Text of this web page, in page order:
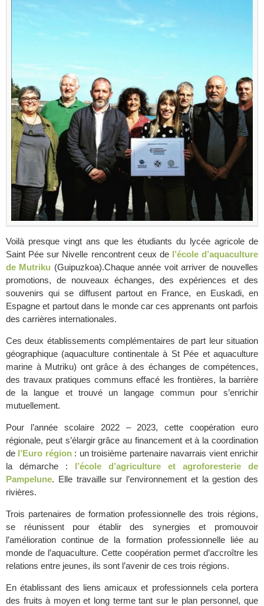
Voilà presque vingt ans que les étudiants du lycée agricole de
Saint Pée sur Nivelle rencontrent ceux de l’école d’aquaculture
de Mutriku (Guipuzkoa).Chaque année voit arriver de nouvelles
promotions, de nouveaux échanges, des expériences et des
souvenirs qui se diffusent partout en France, en Euskadi, en
Espagne et partout dans le monde car ces apprenants ont parfois
des carrières internationales.
Ces deux établissements complémentaires de part leur situation
géographique (aquaculture continentale à St Pée et aquaculture
marine à Mutriku) ont grâce à des échanges de compétences,
des travaux pratiques communs effacé les frontières, la barrière
de la langue et trouvé
un langage commun pour s’enrichir
mutuellement.
Pour l’année scolaire 2022 – 2023, cette coopération
euro
régionale, peut s’élargir grâce au financement et à la coordination
de l’Euro région: un troisième partenaire navarrais vient enrichir
la démarche :
l’école d’agriculture et agroforesterie de
Pampelune. Elle travaille sur l’environnement et la gestion des
rivières.
Trois partenaires de formation professionnelle des trois régions,
se réunissent
pour établir des synergies et promouvoir
l’amélioration continue de la formation professionnelle liée au
monde de l’aquaculture. Cette coopération permet d’accroître les
relations entre jeunes, ils sont l’avenir de ces trois régions.
En établissant des liens amicaux et professionnels cela portera
des fruits à moyen et long terme tant sur le plan personnel, que